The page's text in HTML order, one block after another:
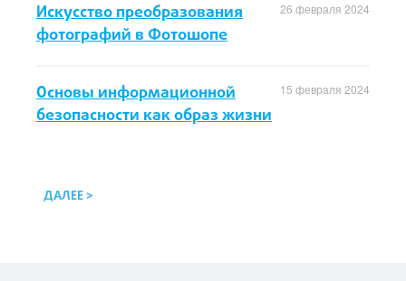
26 февраля 2024
Искусство преобразования
фотографий в Фотошопе
15 февраля 2024
Основы информационной
безопасности как образ жизни
ДАЛЕЕ >